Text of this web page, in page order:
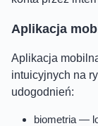
Aplikacja
Aplikacja
intuicyjnych na
udogodnień:
biometria —